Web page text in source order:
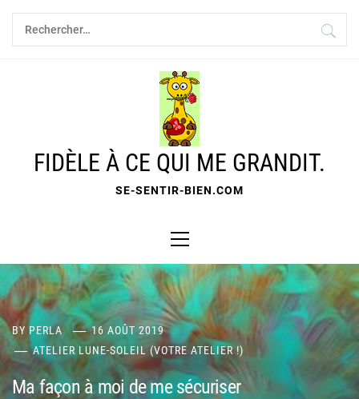
Skip
content
Rechercher :
FIDÈLE À CE QUI ME GRANDIT.
SE-SENTIR-BIEN.COM
Menu
BY PERLA
16 AOÛT 2019
ATELIER LUNE-SOLEIL (VOTRE ATELIER !)
Ma façon à moi de me sécuriser